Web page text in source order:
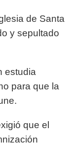
de Santa
y sepultado
estudia
para que la
que el